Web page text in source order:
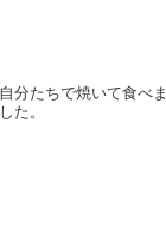
分たちで焼いて食べま
た。